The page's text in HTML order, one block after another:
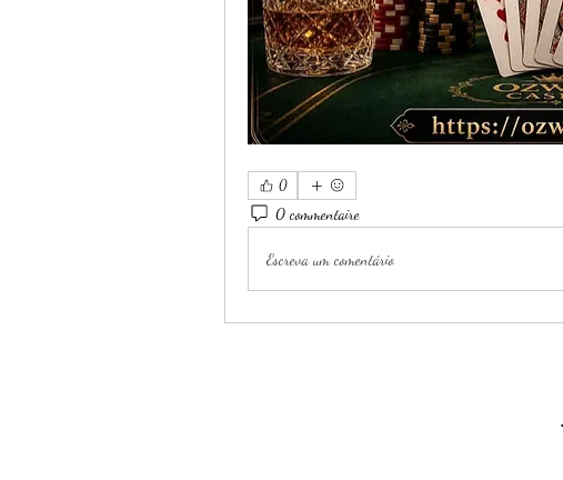
0
0 commentaire
Escreva um comentário